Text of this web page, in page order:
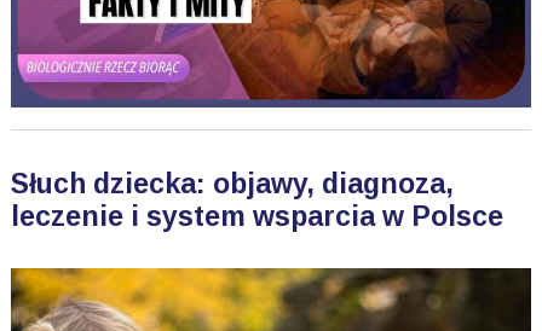
Słuch dziecka: objawy, diagnoza,
leczenie i system wsparcia w Polsce